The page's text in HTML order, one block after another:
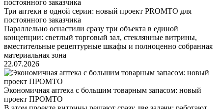
Три аптеки в одной серии: новый проект PROMTO для
постоянного заказчика
Параллельно оснастили сразу три объекта в единой
концепции: светлый торговый зал, стеклянные витрины,
вместительные рецептурные шкафы и полноценно собранная
материальная зона
22.07.2026
Экономичная аптека с большим товарным запасом: новый
проект ПРОМТО